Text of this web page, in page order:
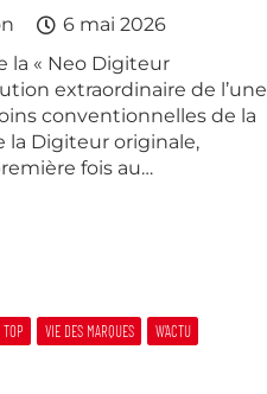
6 mai 2026
la « Neo Digiteur
extraordinaire de l’une
conventionnelles de la
la Digiteur originale,
fois au…
TOP VIE DES MARQUES
W’ACTU